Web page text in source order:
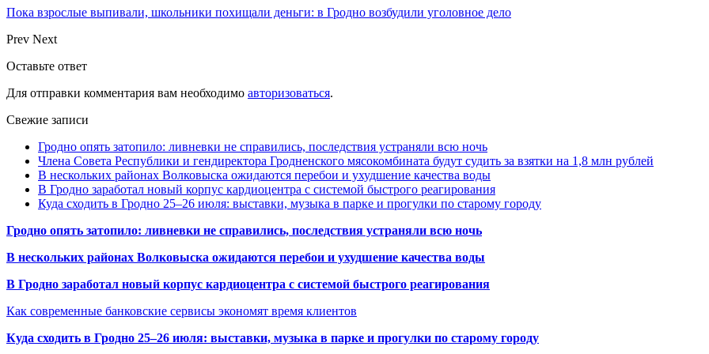
Пока взрослые выпивали, школьники похищали деньги: в Гродно возбудили уголовное дело
Prev Next
Оставьте ответ
Для отправки комментария вам необходимо авторизоваться.
Свежие записи
Гродно опять затопило: ливневки не справились, последствия устраняли всю ночь
Члена Совета Республики и гендиректора Гродненского мясокомбината будут судить за взятки на 1,8 млн рублей
В нескольких районах Волковыска ожидаются перебои и ухудшение качества воды
В Гродно заработал новый корпус кардиоцентра с системой быстрого реагирования
Куда сходить в Гродно 25–26 июля: выставки, музыка в парке и прогулки по старому городу
Гродно опять затопило: ливневки не справились, последствия устраняли всю ночь
В нескольких районах Волковыска ожидаются перебои и ухудшение качества воды
В Гродно заработал новый корпус кардиоцентра с системой быстрого реагирования
Как современные банковские сервисы экономят время клиентов
Куда сходить в Гродно 25–26 июля: выставки, музыка в парке и прогулки по старому городу